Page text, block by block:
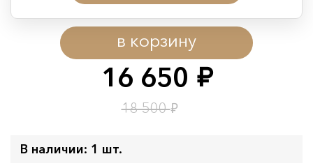
16 650 руб.
18 500₽
в корзину
Период действия акции:
Начало:
08.08.2026 00:01
Окончание:
09.08.2026 23:59
Время до окончания:
В наличии: 1 шт.